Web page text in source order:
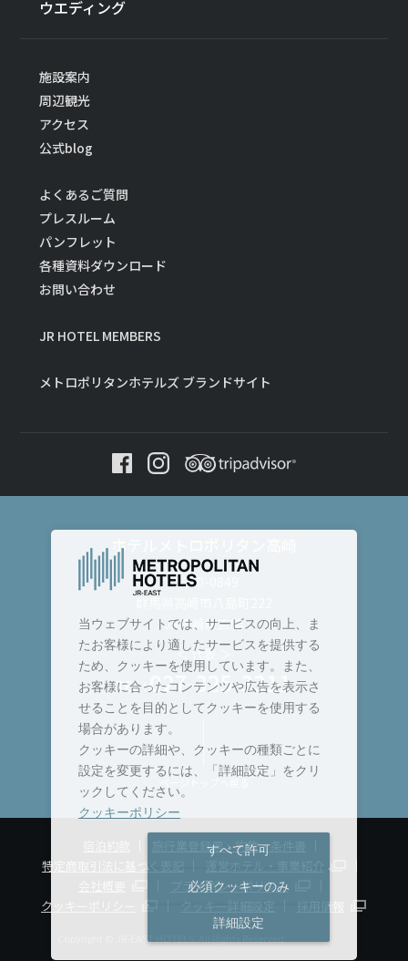
ウエディング
施設案内
周辺観光
アクセス
公式blog
よくあるご質問
プレスルーム
パンフレット
各種資料ダウンロード
お問い合わせ
JR HOTEL MEMBERS
メトロポリタンホテルズ ブランドサイト
ホテルメトロポリタン高崎
〒370-0849
JR高崎駅直結
＜ 代表 ＞
TEL :027-325-3311
旅行業登録票・約款・条件書
特定商取引法に基づく表記
運営ホテル・事業紹介
プライバシーポリシー
クッキーポリシー
クッキー詳細設定 採用情報
Copyright © JR-EAST HOTELS. All Rights Reserved.
当ウェブサイトでは、サービスの向上、ま
たお客様により適したサービスを提供する
ため、クッキーを使用しています。また、
お客様に合ったコンテンツや広告を表示さ
せることを目的としてクッキーを使用する
場合があります。
クッキーの詳細や、クッキーの種類ごとに
設定を変更するには、「詳細設定」をクリ
ックしてください。
クッキーポリシー
すべて許可
必須クッキーのみ
詳細設定